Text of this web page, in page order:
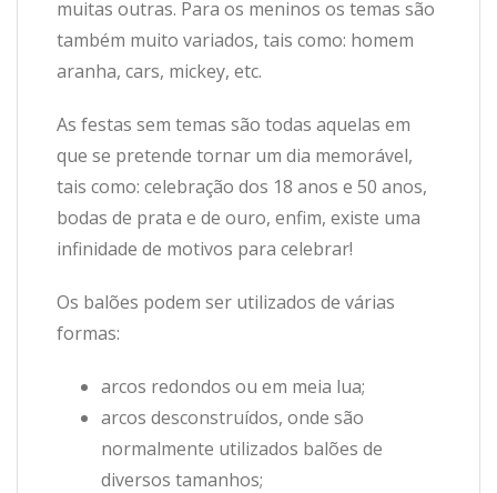
muitas outras. Para os meninos os temas são
também muito variados, tais como: homem
aranha, cars, mickey, etc.
As festas sem temas são todas aquelas em
que se pretende tornar um dia memorável,
tais como: celebração dos 18 anos e 50 anos,
bodas de prata e de ouro, enfim, existe uma
infinidade de motivos para celebrar!
Os balões podem ser utilizados de várias
formas:
arcos redondos ou em meia lua;
arcos desconstruídos, onde são
normalmente utilizados balões de
diversos tamanhos;